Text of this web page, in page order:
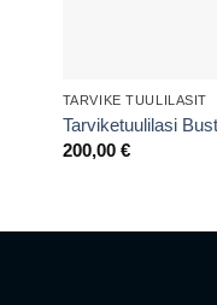
TARVIKE TUULILASIT
Tarviketuulilasi
200,00 €